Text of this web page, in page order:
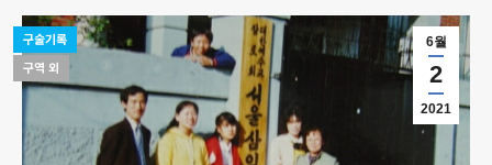
6월
2
2021
구술기록
구역 외